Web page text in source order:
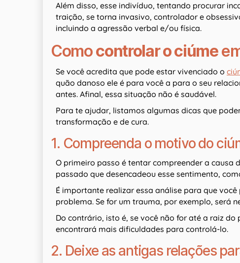
Além disso, esse indivíduo, tentando procurar
traição, se torna invasivo, controlador e
incluindo a agressão verbal e/ou física.
Comocontrolar o ciúme
Se você acredita que pode estar vivenciado o
quão danoso ele é para você a para o seu
antes. Afinal, essa situação não é saudável.
Para te ajudar, listamos algumas dicas que
transformação e de cura.
1. Compreenda o motivo do
O primeiro passo é tentar compreender a causa
passado que desencadeou esse sentimento,
É importante realizar essa análise para que
problema. Se for um trauma, por exemplo, será
Do contrário, isto é, se você não for até a raiz
encontrará mais dificuldades para controlá-lo.
2. Deixe as antigas relações